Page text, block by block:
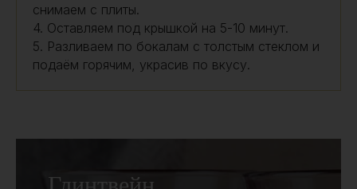
снимаем с плиты.
4. Оставляем под крышкой на 5-10 минут.
5. Разливаем по бокалам с толстым стеклом и
подаём горячим, украсив по вкусу.